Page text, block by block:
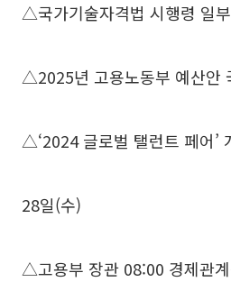
△국가기술자격법 시행령 일
△2025년 고용노동부 예산안
△‘2024 글로벌 탤런트 페어’
28일(수)
△고용부 장관 08:00 경제관